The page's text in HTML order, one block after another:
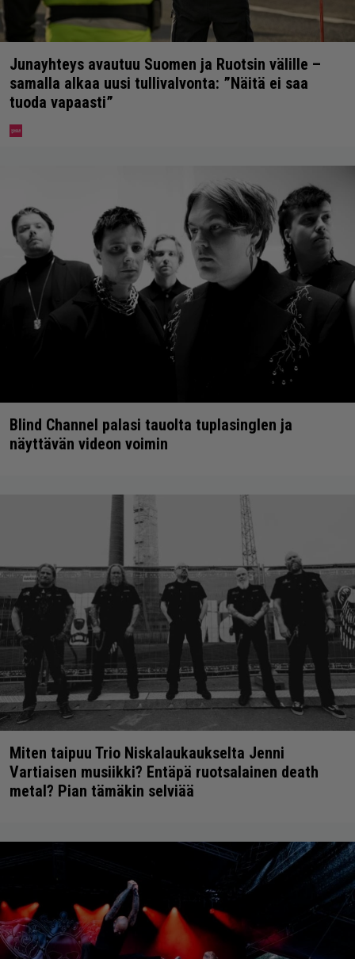
Junayhteys avautuu Suomen ja Ruotsin välille –
samalla alkaa uusi tullivalvonta: ”Näitä ei saa
tuoda vapaasti”
Blind Channel palasi tauolta tuplasinglen ja
näyttävän videon voimin
Miten taipuu Trio Niskalaukaukselta Jenni
Vartiaisen musiikki? Entäpä ruotsalainen death
metal? Pian tämäkin selviää